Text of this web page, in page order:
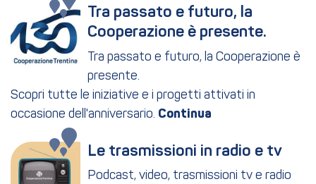
Tra passato e futuro, la
Cooperazione è presente.
Tra passato e futuro, la Cooperazione è
presente.
Scopri tutte le iniziative e i progetti attivati in
occasione dell'anniversario.
Le trasmissioni in radio e tv
Podcast, video, trasmissioni tv e radio